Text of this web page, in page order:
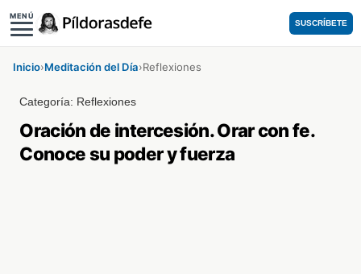
MENÚ
SUSCRÍBETE
Inicio›Meditación del Día›Reflexiones
Categoría: Reflexiones
Oración de intercesión. Orar con fe.
Conoce su poder y fuerza